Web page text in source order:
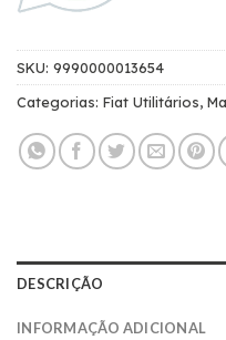
SKU: 9990000013654
Categorias: Fiat Utilitários,
DESCRIÇÃO
INFORMAÇÃO ADICIONAL